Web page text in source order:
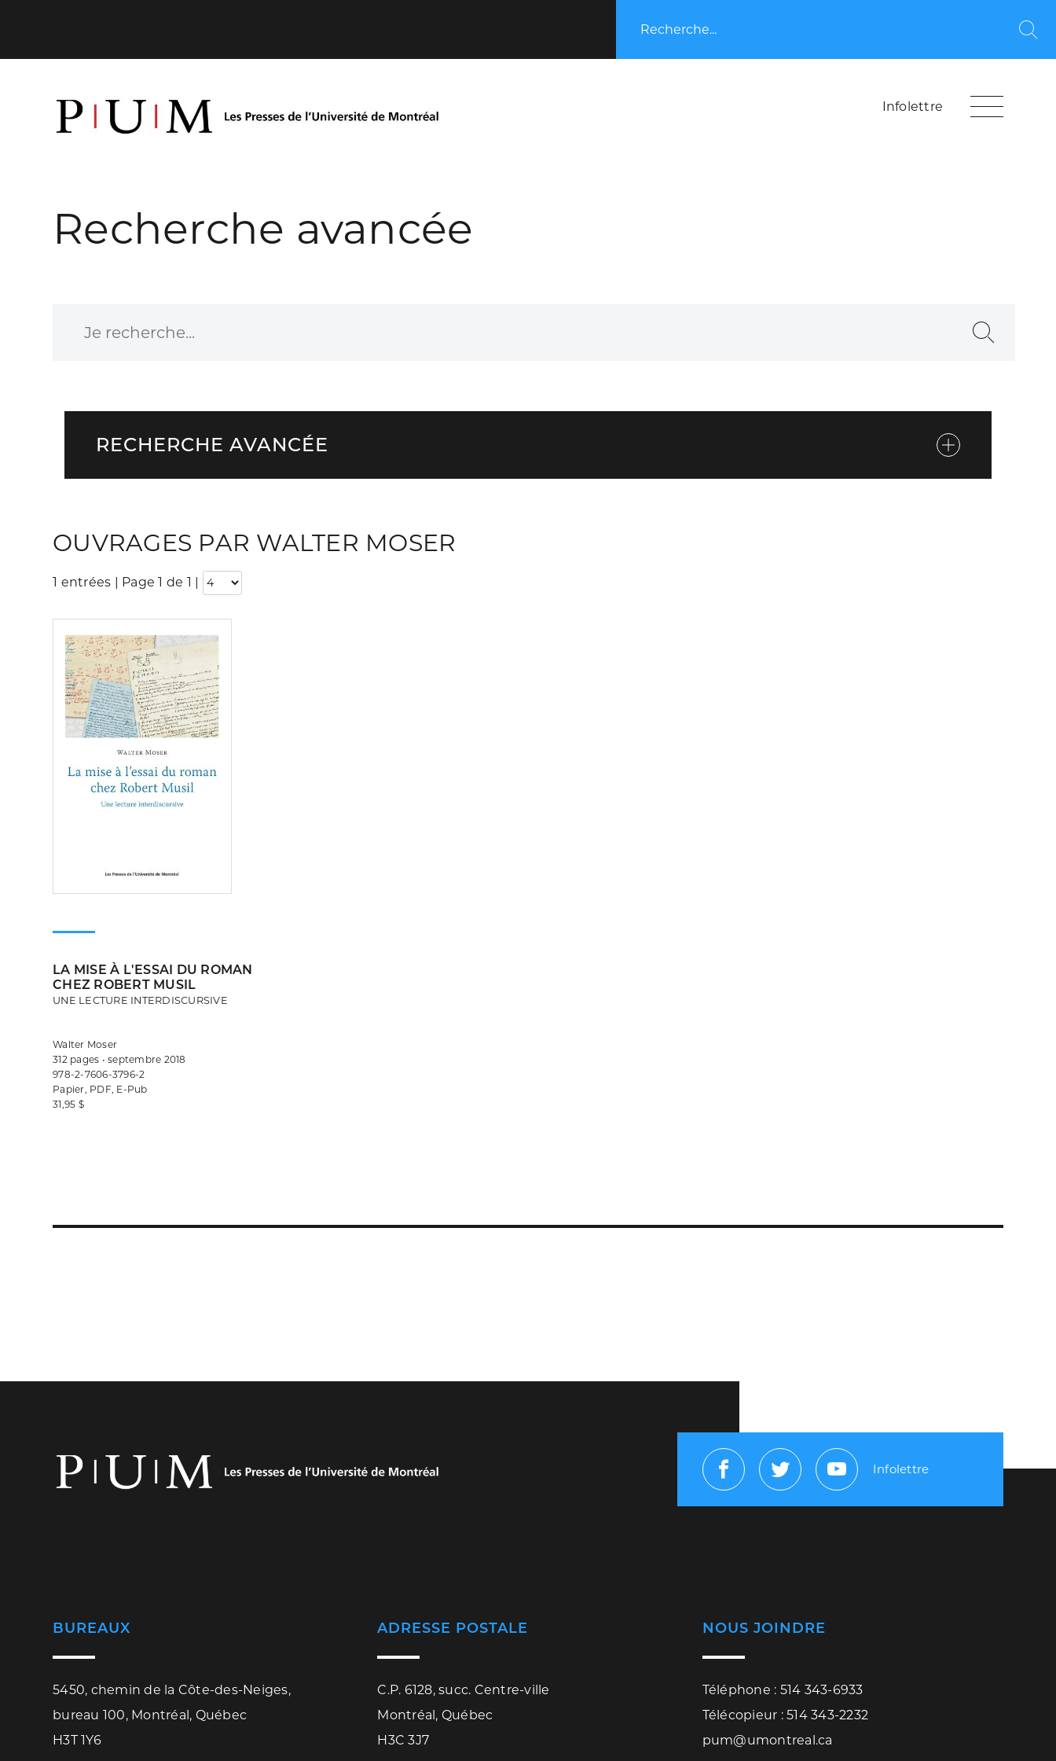
Recherche...
Infolettre
Recherche avancée
Recherche
RECHERCHE AVANCÉE
OUVRAGES PAR WALTER MOSER
1 entrées | Page 1 de 1 |
LA MISE À L'ESSAI DU ROMAN
CHEZ ROBERT MUSIL
UNE LECTURE INTERDISCURSIVE
Walter Moser
312 pages • septembre 2018
978-2-7606-3796-2
Papier, PDF, E-Pub
31,95 $
FacebookTwitterYoutube
Infolettre
BUREAUX
5450, chemin de la Côte-des-Neiges,
bureau 100, Montréal, Québec
H3T 1Y6
ADRESSE POSTALE
C.P. 6128, succ. Centre-ville
Montréal, Québec
H3C 3J7
NOUS JOINDRE
Téléphone : 514 343-6933
Télécopieur : 514 343-2232
pum@umontreal.ca